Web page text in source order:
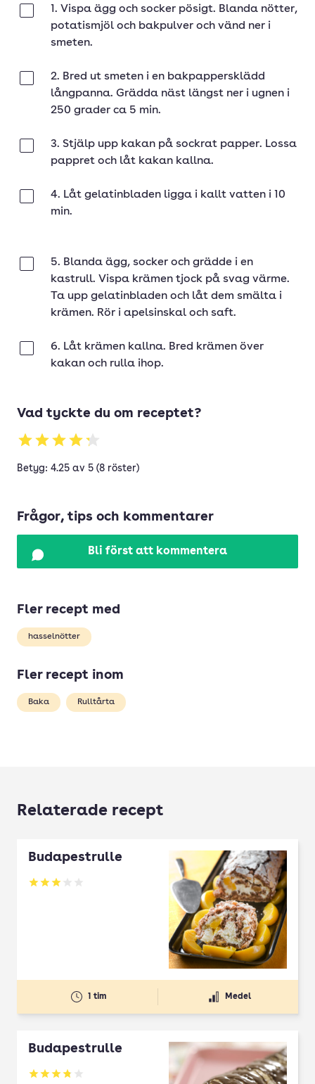
1. Vispa ägg och socker pösigt. Blanda nötter,
potatismjöl och bakpulver och vänd ner i
smeten.
2. Bred ut smeten i en bakpappersklädd
långpanna. Grädda näst längst ner i ugnen i
250 grader ca 5 min.
3. Stjälp upp kakan på sockrat papper. Lossa
pappret och låt kakan kallna.
4. Låt gelatinbladen ligga i kallt vatten i 10
min.
5. Blanda ägg, socker och grädde i en
kastrull. Vispa krämen tjock på svag värme.
Ta upp gelatinbladen och låt dem smälta i
krämen. Rör i apelsinskal och saft.
6. Låt krämen kallna. Bred krämen över
kakan och rulla ihop.
Vad tyckte du om receptet?
Betyg: 4.25 av 5 (8 röster)
Frågor, tips och kommentarer
Bli först att kommentera
Fler recept med
hasselnötter
Fler recept inom
Baka Rulltårta
Relaterade recept
Budapestrulle
Betyg: 3.07 av 5
1 tim Medel
Budapestrulle
Betyg: 3.8 av 5